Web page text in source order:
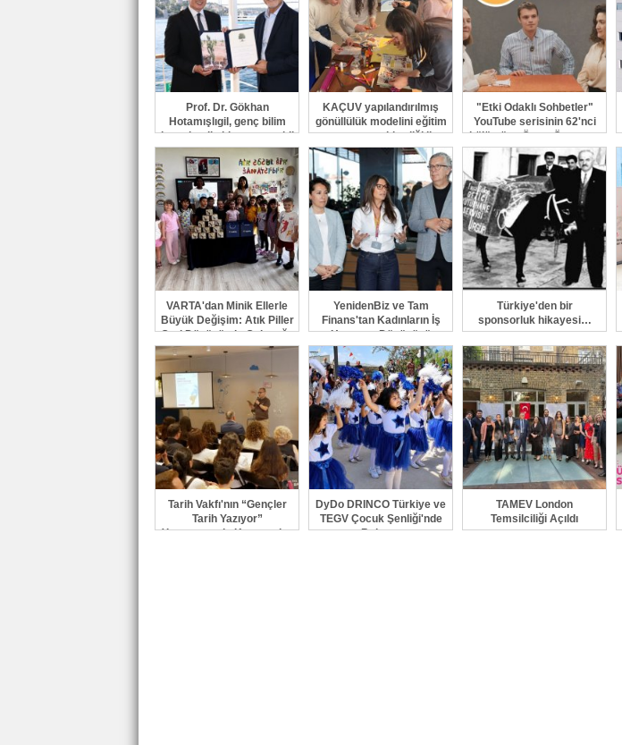
Prof. Dr. Gökhan
Hotamışlıgil, genç bilim
insanları ile bir araya geldi
KAÇUV yapılandırılmış
gönüllülük modelini eğitim
ve uzman rehberliği ile
yürütüyor
"Etki Odaklı Sohbetler"
YouTube serisinin 62'nci
bölümüne Ömer Özgen ve
Sevde Erciyes konuk
oldular
VARTA'dan Minik Ellerle
Büyük Değişim: Atık Piller
Geri Dönüşümle Geleceğe
Kazandırıldı
YenidenBiz ve Tam
Finans'tan Kadınların İş
Hayatına Dönüşünü
Güçlendiren Program
Türkiye'den bir
sponsorluk hikayesi…
Tarih Vakfı'nın “Gençler
Tarih Yazıyor”
Yarışmasında Kazananlar
DyDo DRINCO Türkiye ve
TEGV Çocuk Şenliği'nde
Buluştu
TAMEV London
Temsilciliği Açıldı